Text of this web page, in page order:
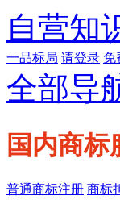
自营知
一品标局 请登录 免
全部导
国内商标
普通商标注册 商标